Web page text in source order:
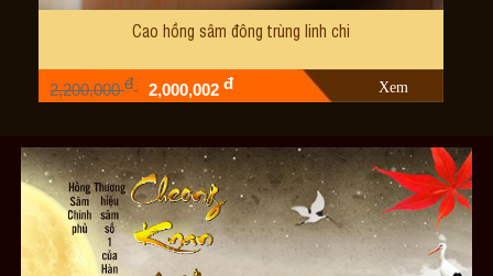
Cao hồng sâm đông trùng linh chi
2,200,000đ 2,000,002đ Xem